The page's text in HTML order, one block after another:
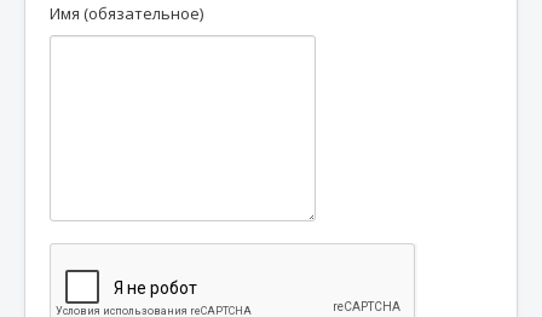
Имя (обязательное)